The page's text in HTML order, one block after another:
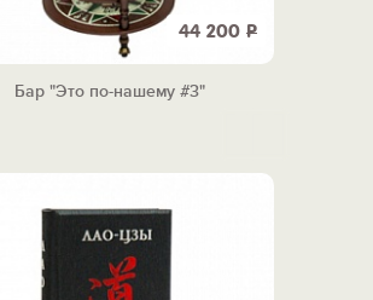
44 200 Р
Бар "Это по-нашему #3"